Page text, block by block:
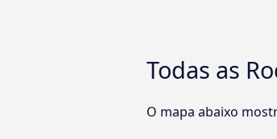
Todas as
O mapa abaixo